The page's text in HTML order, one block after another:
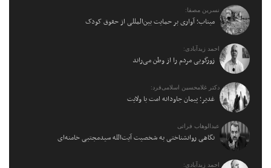
نسرین مصفا:
میناب؛ آواری بر حمایت بین‌المللی از حقوق کودک
احمد زیدآبادی:
زورگویی مردم را از وطن می‌راند
دکتر غلامحسین اسلامی‌فرد:
غدیر؛ پیمان جاودانه امت با ولایت
عبدالوهاب فراتی
نگاهی روانشناختی به شخصیت آیت‌الله سیدمجتبی خامنه‌ای
احمد زیدآبادی: